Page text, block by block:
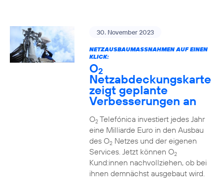
30. November 2023
NETZAUSBAUMASSNAHMEN AUF EINEN K
LICK:
O2
Netzabdeckungskarte
zeigt geplante
Verbesserungen an
O2Telefónica investiert jedes Jahr
eine Milliarde Euro in den Ausbau
des O2Netzes und der eigenen
Services. Jetzt können O2
Kund:innen nachvollziehen, ob bei
ihnen demnächst ausgebaut wird.